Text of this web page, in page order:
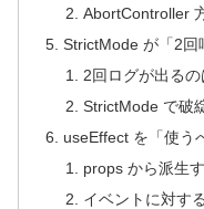
AbortController
StrictMode が「2回
2回ログが出るの
StrictMode で破
useEffect を「使う
props から派生
イベントに対す